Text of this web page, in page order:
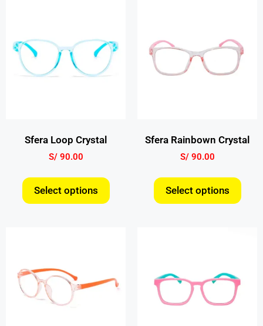
Sfera Loop Crystal
S/90.00
Select options
Sfera Rainbown Crystal
S/90.00
Select options